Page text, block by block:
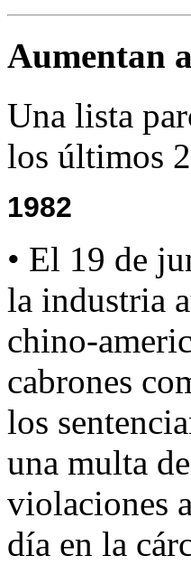
Aumentan
Una lista
los últimos
1982
• El 19 de
la industria
chino-
cabrones
los
una multa
violaciones
día en la